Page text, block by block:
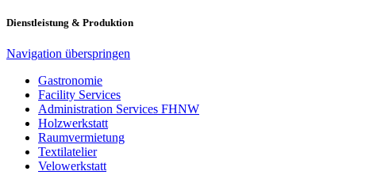
Dienstleistung & Produktion
Navigation überspringen
Gastronomie
Facility Services
Administration Services FHNW
Holzwerkstatt
Raumvermietung
Textilatelier
Velowerkstatt